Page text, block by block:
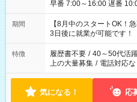
早番 7:00～16:00 遅番 10:00
と休みを合わせたい」 「
「できれば残業はしたく
ね。 ※Wワーク希望の方へ 今ご覧のお仕事で希望する勤務時間
と、もう1つのお仕事の勤
合は応募できません。
期間
【8月中のスタートOK！
3日後に就業が可能です！
特徴 履歴書不要 / 40～50代活
上の大量募集 / 電話対応な
気になる！ 応